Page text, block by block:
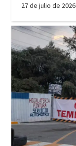
27 de julio de 2026